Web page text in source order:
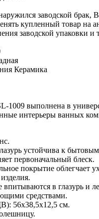
заводской брак,
купленный товар на
заводской упаковки и
Керамика
1009 выполнена в
интерьеры ванных
устойчива к
первоначальный блеск.
покрытие облегчает
впитываются в глазурь и
средствами.
56х38,5х12,5 см.